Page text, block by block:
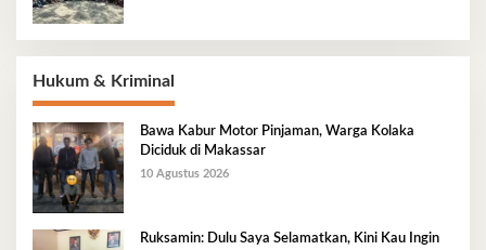
Hukum & Kriminal
Bawa Kabur Motor Pinjaman, Warga Kolaka
Diciduk di Makassar
10 Agustus 2026
Ruksamin: Dulu Saya Selamatkan, Kini Kau Ingin